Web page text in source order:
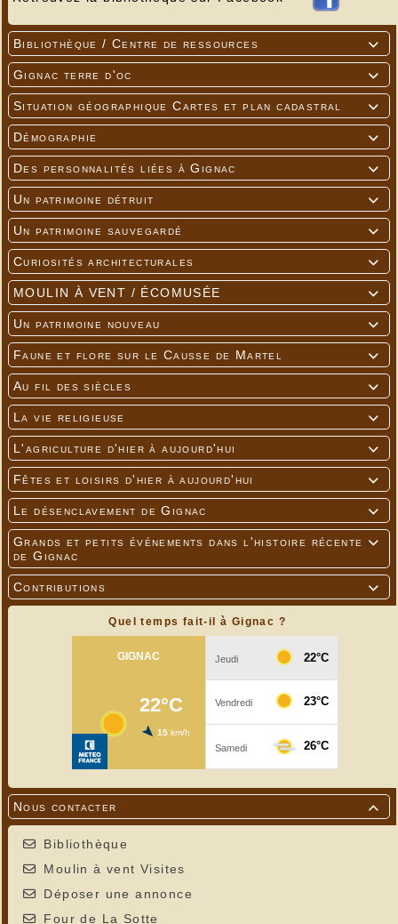

Bibliothèque / Centre de ressources

Gignac terre d'oc

Situation géographique Cartes et plan cadastral

Démographie

Des personnalités liées à Gignac

Un patrimoine détruit

Un patrimoine sauvegardé

Curiosités architecturales

MOULIN À VENT / ÉCOMUSÉE

Un patrimoine nouveau

Faune et flore sur le Causse de Martel

Au fil des siècles

La vie religieuse

L'agriculture d'hier à aujourd'hui

Fêtes et loisirs d'hier à aujourd'hui

Le désenclavement de Gignac

Grands et petits événements dans l'histoire récente
de Gignac

Contributions
Quel temps fait-il à Gignac ?

Nous contacter
Bibliothèque
Moulin à vent Visites
Déposer une annonce
Four de La Sotte